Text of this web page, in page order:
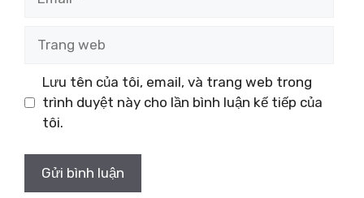
Lưu tên của tôi, email, và trang web trong
trình duyệt này cho lần bình luận kế tiếp của
tôi.